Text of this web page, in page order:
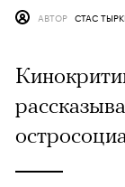
АВТОР СТАС